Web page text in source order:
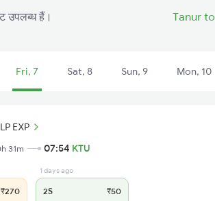
उपलब्ध हैं। Tanur
Fri, 7 Sat, 8 Sun, 9 Mon, 10
EXP
31m 07:54 KTU
₹270
1 days ago
2S ₹50